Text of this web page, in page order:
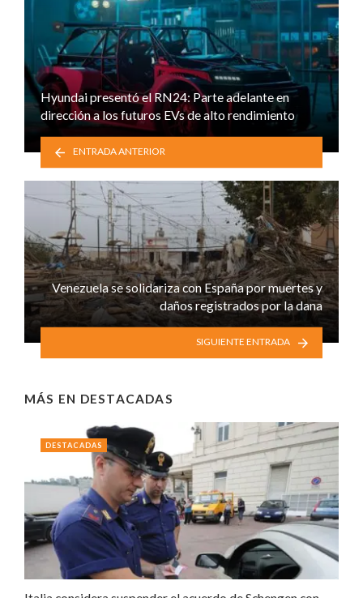
Hyundai presentó el RN24: Parte adelante en
dirección a los futuros EVs de alto rendimiento
ENTRADA ANTERIOR
Venezuela se solidariza con España por muertes y
daños registrados por la dana
SIGUIENTE ENTRADA
MÁS EN DESTACADAS
DESTACADAS